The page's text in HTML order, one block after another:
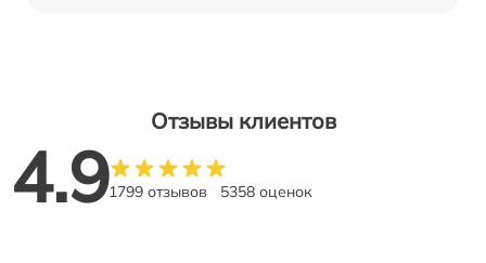
Отзывы клиентов
4.91799 отзывов 5358 оценок